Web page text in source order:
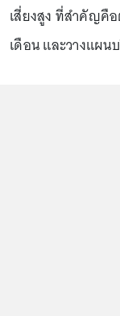
เสี่ยงสูง ที่สำคัญคือ
เดือน และวางแผน